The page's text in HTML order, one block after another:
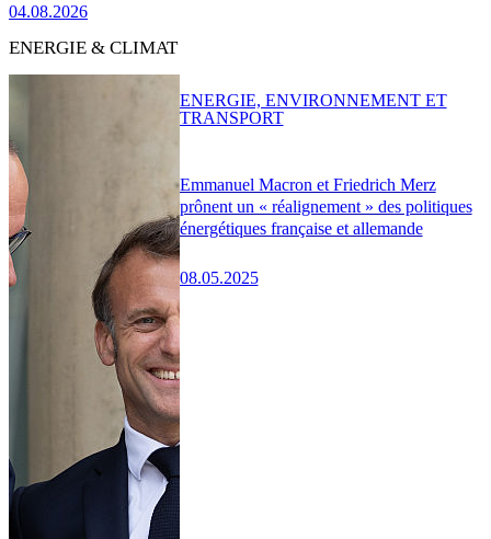
04.08.2026
ENERGIE & CLIMAT
Emmanuel Macron et Friedrich Merz
prônent un « réalignement » des politiques
énergétiques française et allemande
08.05.2025
ENERGIE, ENVIRONNEMENT ET
TRANSPORT